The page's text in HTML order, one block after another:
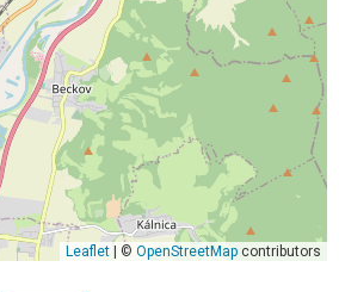
Leaflet | © OpenStreetMap contributors